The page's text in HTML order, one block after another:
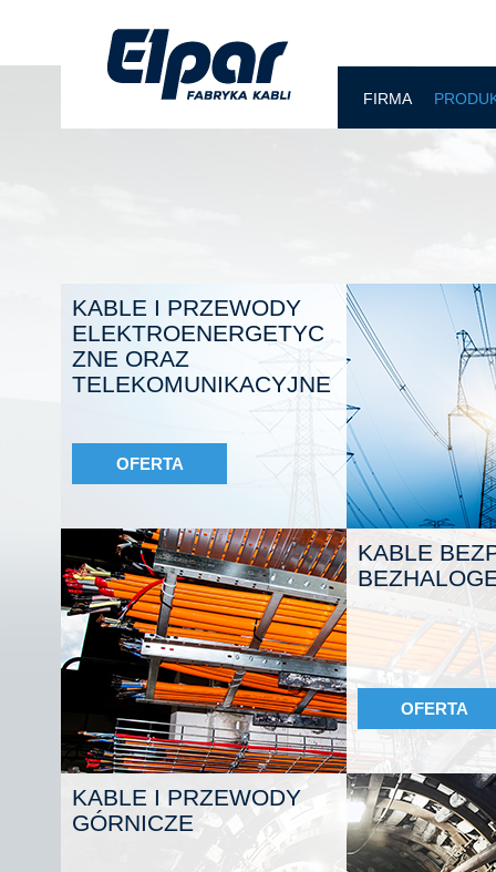
FIRMA
KABLE I PRZEWODY
ELEKTROENERGETYC
ZNE ORAZ
TELEKOMUNIKACYJNE
OFERTA
KABLE
OFERTA
KABLE I PRZEWODY
GÓRNICZE